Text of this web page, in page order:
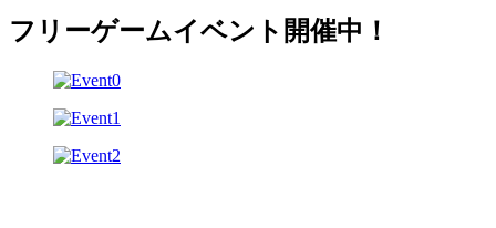
フリーゲームイベント開催中！